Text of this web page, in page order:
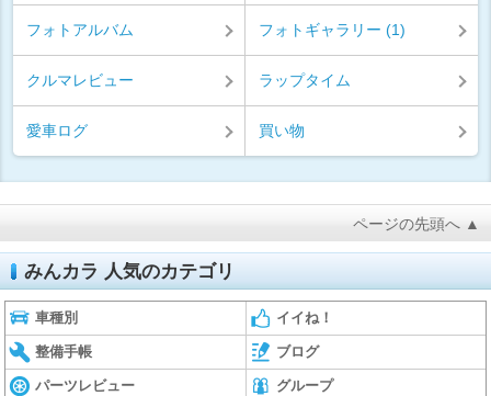
フォトアルバム フォトギャラリー (1)
クルマレビュー ラップタイム
愛車ログ 買い物
ページの先頭へ ▲
みんカラ 人気のカテゴリ
車種別 イイね！
整備手帳 ブログ
パーツレビュー グループ